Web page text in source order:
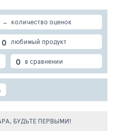
- количество оценок
0 любимый продукт
0 в сравнении
БУДЬТЕ ПЕРВЫМИ!